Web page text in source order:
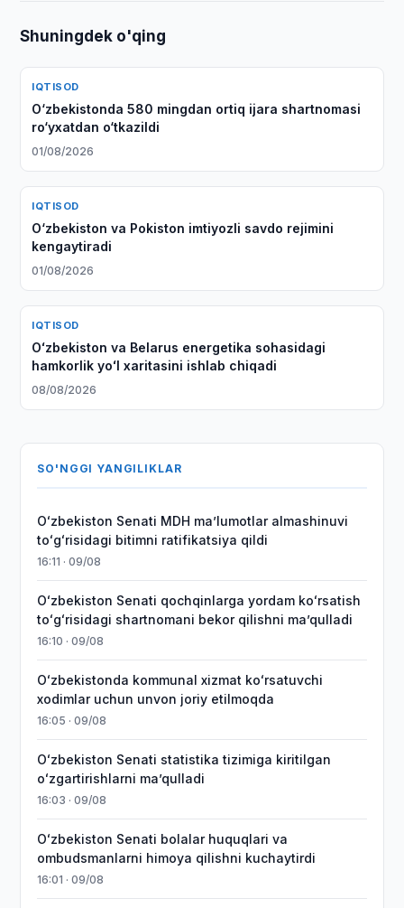
Shuningdek o'qing
IQTISOD
O‘zbekistonda 580 mingdan ortiq ijara shartnomasi
ro‘yxatdan o‘tkazildi
01/08/2026
IQTISOD
O‘zbekiston va Pokiston imtiyozli savdo rejimini
kengaytiradi
01/08/2026
IQTISOD
Oʻzbekiston va Belarus energetika sohasidagi
hamkorlik yoʻl xaritasini ishlab chiqadi
08/08/2026
SO'NGGI YANGILIKLAR
Oʻzbekiston Senati MDH maʼlumotlar almashinuvi
toʻgʻrisidagi bitimni ratifikatsiya qildi
16:11 · 09/08
Oʻzbekiston Senati qochqinlarga yordam koʻrsatish
toʻgʻrisidagi shartnomani bekor qilishni maʼqulladi
16:10 · 09/08
Oʻzbekistonda kommunal xizmat koʻrsatuvchi
xodimlar uchun unvon joriy etilmoqda
16:05 · 09/08
Oʻzbekiston Senati statistika tizimiga kiritilgan
oʻzgartirishlarni maʼqulladi
16:03 · 09/08
Oʻzbekiston Senati bolalar huquqlari va
ombudsmanlarni himoya qilishni kuchaytirdi
16:01 · 09/08